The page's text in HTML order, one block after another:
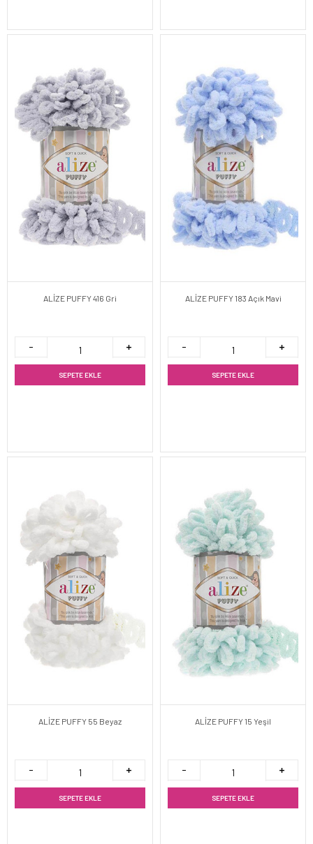
ALİZE PUFFY 416 Gri
SEPETE EKLE
ALİZE PUFFY 183 Açık Mavi
SEPETE EKLE
ALİZE PUFFY 55 Beyaz
SEPETE EKLE
ALİZE PUFFY 15 Yeşil
SEPETE EKLE